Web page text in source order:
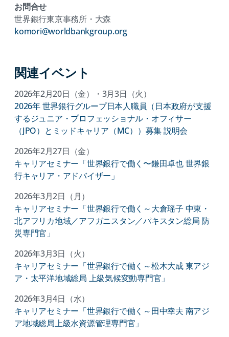
お問合せ
世界銀行東京事務所・大森
komori@worldbankgroup.org
関連イベント
2026年2月20日（金）・3月3日（火）
2026年 世界銀行グループ日本人職員（日本政府が支援
するジュニア・プロフェッショナル・オフィサー
（JPO）とミッドキャリア（MC））募集 説明会
2026年2月27日（金）
キャリアセミナー「世界銀行で働く〜鎌田卓也 世界銀
行キャリア・アドバイザー」
2026年3月2日（月）
キャリアセミナー「世界銀行で働く～大倉瑶子 中東・
北アフリカ地域／アフガニスタン／パキスタン総局 防
災専門官」
2026年3月3日（火）
キャリアセミナー「世界銀行で働く～松木大成 東アジ
ア・太平洋地域総局 上級気候変動専門官」
2026年3月4日（水）
キャリアセミナー「世界銀行で働く～田中幸夫 南アジ
ア地域総局上級水資源管理専門官」